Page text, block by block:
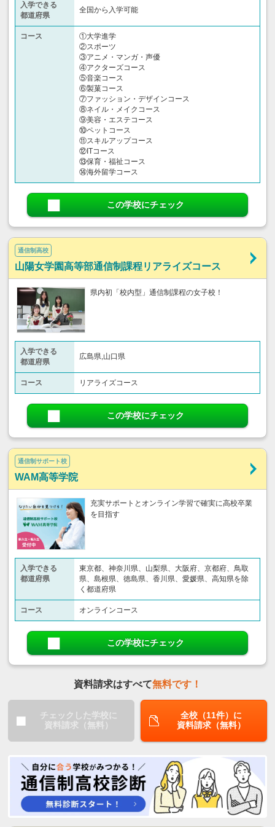
入学できる
都道府県
全国から入学可能
コース
①大学進学
②スポーツ
③アニメ・マンガ・声優
④アクターズコース
⑤音楽コース
⑥製菓コース
⑦ファッション・デザインコース
⑧ネイル・メイクコース
⑨美容・エステコース
⑩ペットコース
⑪スキルアップコース
⑫ITコース
⑬保育・福祉コース
⑭海外留学コース
この学校にチェック
通信制高校
山陽女学園高等部通信制課程リアライズコース
県内初「校内型」通信制課程の女子校！
入学できる
都道府県
広島県,山口県
コース リアライズコース
この学校にチェック
通信制サポート校
WAM高等学院
充実サポートとオンライン学習で確実に高校卒業
を目指す
入学できる
都道府県
東京都、神奈川県、山梨県、大阪府、京都府、鳥取
県、島根県、徳島県、香川県、愛媛県、高知県を除
く都道府県
コース オンラインコース
この学校にチェック
資料請求はすべて無料です！
チェックした学校に
資料請求（無料）
全校（11件）に
資料請求（無料）